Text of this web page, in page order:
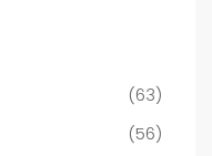
(63)
(56)